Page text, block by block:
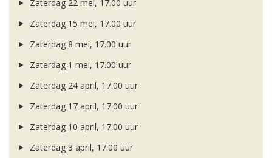
Zaterdag 22 mei, 17.00 uur
Zaterdag 15 mei, 17.00 uur
Zaterdag 8 mei, 17.00 uur
Zaterdag 1 mei, 17.00 uur
Zaterdag 24 april, 17.00 uur
Zaterdag 17 april, 17.00 uur
Zaterdag 10 april, 17.00 uur
Zaterdag 3 april, 17.00 uur